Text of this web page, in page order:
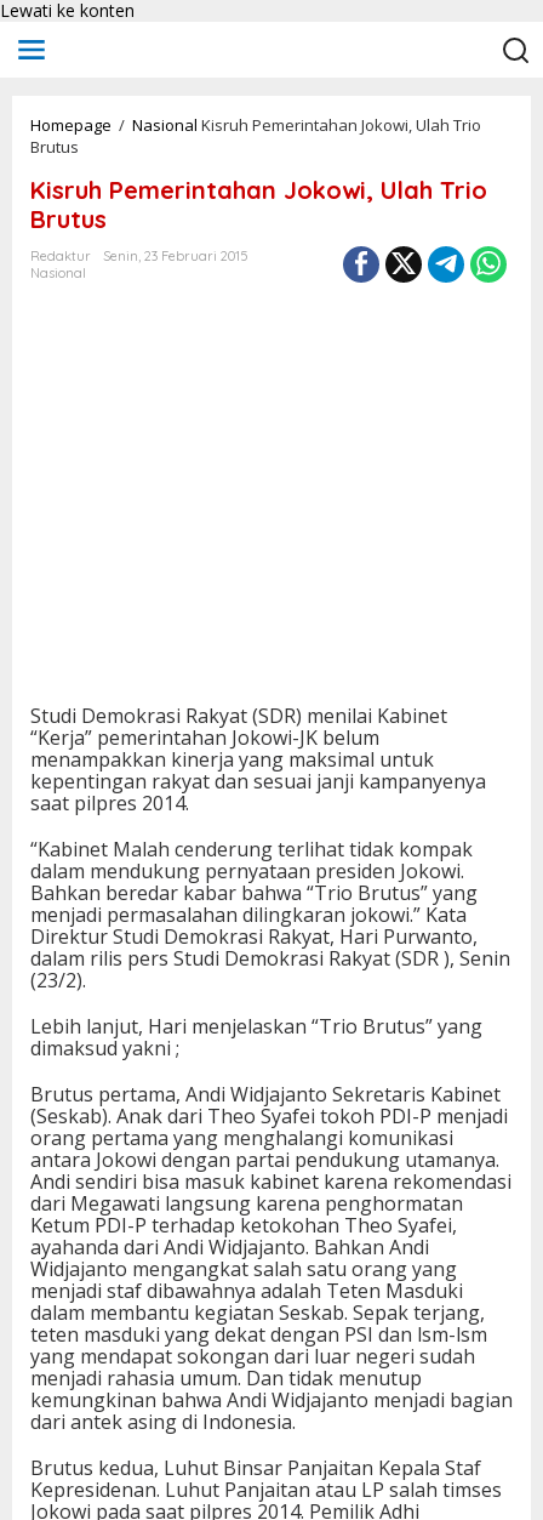
Lewati ke konten
Homepage / Nasional Kisruh Pemerintahan Jokowi, Ulah Trio
Brutus
Kisruh Pemerintahan Jokowi, Ulah Trio
Brutus
Redaktur
Senin, 23 Februari 2015
Nasional
Studi Demokrasi Rakyat (SDR) menilai Kabinet
“Kerja” pemerintahan Jokowi-JK belum
menampakkan kinerja yang maksimal untuk
kepentingan rakyat dan sesuai janji kampanyenya
saat pilpres 2014.
“Kabinet Malah cenderung terlihat tidak kompak
dalam mendukung pernyataan presiden Jokowi.
Bahkan beredar kabar bahwa “Trio Brutus” yang
menjadi permasalahan dilingkaran jokowi.” Kata
Direktur Studi Demokrasi Rakyat, Hari Purwanto,
dalam rilis pers Studi Demokrasi Rakyat (SDR ), Senin
(23/2).
Lebih lanjut, Hari menjelaskan “Trio Brutus” yang
dimaksud yakni ;
Brutus pertama, Andi Widjajanto Sekretaris Kabinet
(Seskab). Anak dari Theo Syafei tokoh PDI-P menjadi
orang pertama yang menghalangi komunikasi
antara Jokowi dengan partai pendukung utamanya.
Andi sendiri bisa masuk kabinet karena rekomendasi
dari Megawati langsung karena penghormatan
Ketum PDI-P terhadap ketokohan Theo Syafei,
ayahanda dari Andi Widjajanto. Bahkan Andi
Widjajanto mengangkat salah satu orang yang
menjadi staf dibawahnya adalah Teten Masduki
dalam membantu kegiatan Seskab. Sepak terjang,
teten masduki yang dekat dengan PSI dan lsm-lsm
yang mendapat sokongan dari luar negeri sudah
menjadi rahasia umum. Dan tidak menutup
kemungkinan bahwa Andi Widjajanto menjadi bagian
dari antek asing di Indonesia.
Brutus kedua, Luhut Binsar Panjaitan Kepala Staf
Kepresidenan. Luhut Panjaitan atau LP salah timses
Jokowi pada saat pilpres 2014. Pemilik Adhi